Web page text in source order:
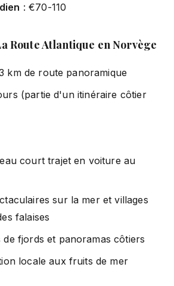
: €70-110
Route Atlantique en Norvège
km de route panoramique
(partie d'un itinéraire côtier
court trajet en voiture au
sur la mer et villages
falaises
de fjords et panoramas côtiers
locale aux fruits de mer